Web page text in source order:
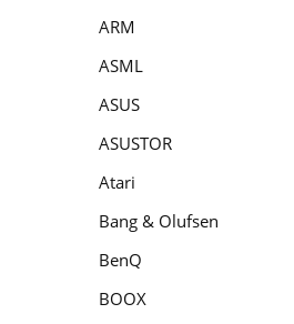
ARM
ASML
ASUS
ASUSTOR
Atari
Bang & Olufsen
BenQ
BOOX